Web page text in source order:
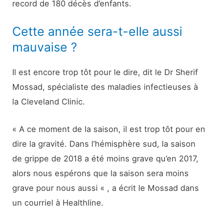
record de 180 décès d’enfants.
Cette année sera-t-elle aussi
mauvaise ?
Il est encore trop tôt pour le dire, dit le Dr Sherif
Mossad, spécialiste des maladies infectieuses à
la Cleveland Clinic.
« A ce moment de la saison, il est trop tôt pour en
dire la gravité. Dans l’hémisphère sud, la saison
de grippe de 2018 a été moins grave qu’en 2017,
alors nous espérons que la saison sera moins
grave pour nous aussi « , a écrit le Mossad dans
un courriel à Healthline.